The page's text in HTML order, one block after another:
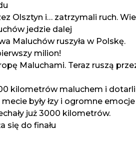
Olsztyn i… zatrzymali ruch.
jedzie dalej
Maluchów ruszyła w Polskę.
milion!
Maluchami. Teraz ruszą
kilometrów maluchem i
były łzy i ogromne emocje
już 3000 kilometrów.
się do finału